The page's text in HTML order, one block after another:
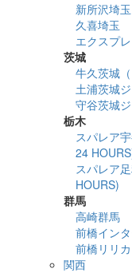
新所沢埼玉
久喜埼玉
エクスプ
茨城
牛久茨城
土浦茨城
守谷茨城
栃木
スパレア
24
スパレア
HOURS)
群馬
高崎群馬
前橋イン
前橋リリカ
関西